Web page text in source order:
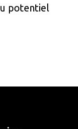
potentiel